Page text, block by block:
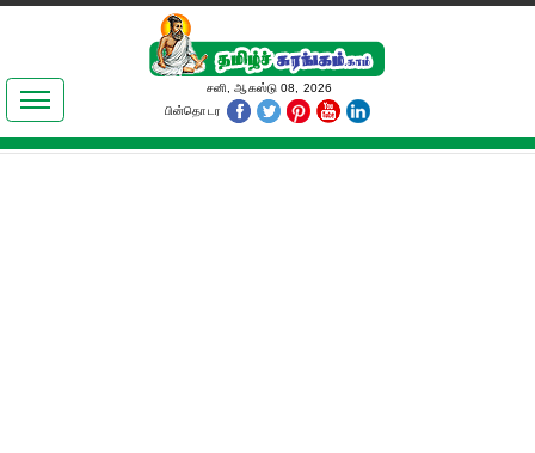
இலக்கியங்கள்
தமிழ் உலகம்
சனி, ஆகஸ்டு 08, 2026
பின்தொடர